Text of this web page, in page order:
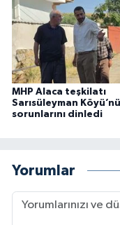
MHP Alaca teşkilatı
Sarısüleyman
sorunlarını dinledi
Yorumlar